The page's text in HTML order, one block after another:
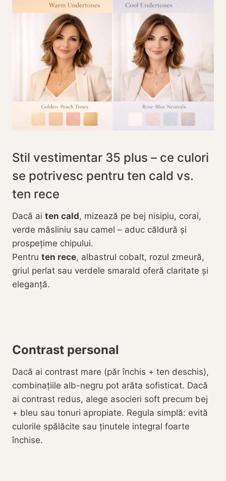
Stil vestimentar 35 plus – ce culori
se potrivesc pentru ten cald vs.
ten rece
Dacă ai ten cald, mizează pe bej nisipiu, corai,
verde măsliniu sau camel – aduc căldură și
prospețime chipului.
Pentru ten rece, albastrul cobalt, rozul zmeură,
griul perlat sau verdele smarald oferă claritate și
eleganță.
Contrast personal
Dacă ai contrast mare (păr închis + ten deschis),
combinațiile alb-negru pot arăta sofisticat. Dacă
ai contrast redus, alege asocieri soft precum bej
+ bleu sau tonuri apropiate. Regula simplă: evită
culorile spălăcite sau ținutele integral foarte
închise.